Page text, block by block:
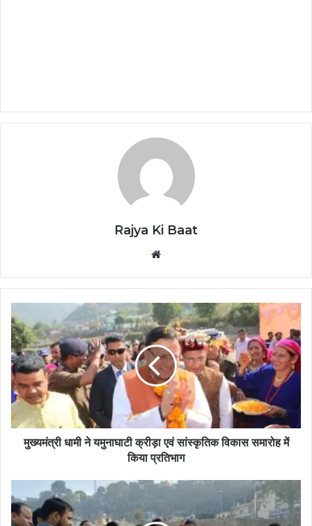
Rajya Ki Baat
मुख्यमंत्री धामी ने यमुनाघाटी क्रीड़ा एवं सांस्कृतिक विकास समारोह में
किया प्रतिभाग